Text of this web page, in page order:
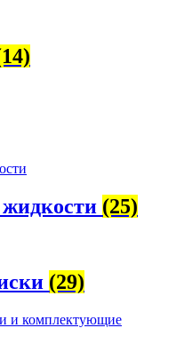
(25)
(29)